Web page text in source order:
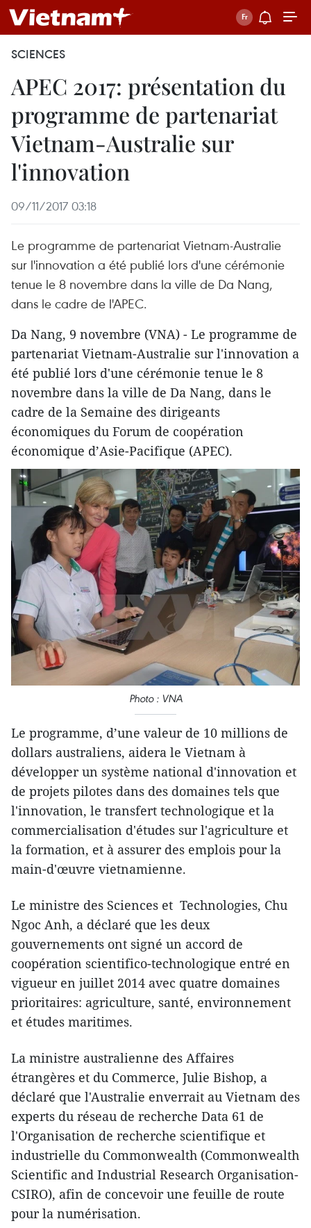
SCIENCES
APEC 2017: présentation du
programme de partenariat
Vietnam-Australie sur
l'innovation
09/11/2017 03:18
Le programme de partenariat Vietnam-Australie
sur l'innovation a été publié lors d'une cérémonie
tenue le 8 novembre dans la ville de Da Nang,
dans le cadre de l'APEC.
Da Nang, 9 novembre (VNA) - Le programme de
partenariat Vietnam-Australie sur l'innovation a
été publié lors d'une cérémonie tenue le 8
novembre dans la ville de Da Nang, dans le
cadre de la Semaine des dirigeants
économiques du Forum de coopération
économique d’Asie-Pacifique (APEC).
Photo : VNA
Le programme, d’une valeur de 10 millions de
dollars australiens, aidera le Vietnam à
développer un système national d'innovation et
de projets pilotes dans des domaines tels que
l'innovation, le transfert technologique et la
commercialisation d'études sur l'agriculture et
la formation, et à assurer des emplois pour la
main-d'œuvre vietnamienne.
Le ministre des Sciences et Technologies, Chu
Ngoc Anh, a déclaré que les deux
gouvernements ont signé un accord de
coopération scientifi​co-technologique entré en
vigueur en juillet 2014 avec quatre domaines
prioritaires: agriculture, santé, environnement
et études maritimes.
La ministre australienne des Affaires
étrangères et du Commerce, Julie Bishop, a
déclaré que l'Australie enverrait au Vietnam des
experts du réseau de recherche Data 61 de
l'Organisation de recherche scientifique et
industrielle du Commonwealth (Commonwealth
Scientific and Industrial Research Organisation-
CSIRO), afin de concevoir une feuille de route
pour la numérisation.